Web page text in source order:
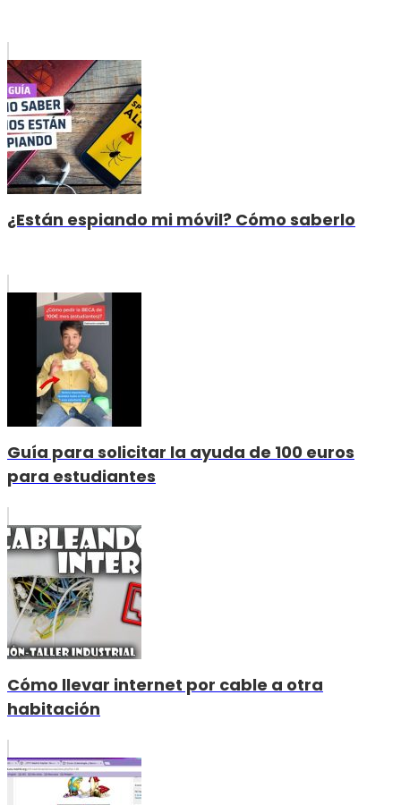
¿Están espiando mi móvil? Cómo saberlo
Guía para solicitar la ayuda de 100 euros
para estudiantes
Cómo llevar internet por cable a otra
habitación